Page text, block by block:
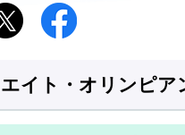
エイト・オリンピア